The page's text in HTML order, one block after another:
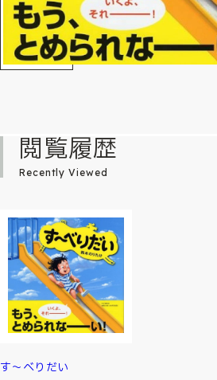
閲覧履歴
Recently Viewed
す～べりだい